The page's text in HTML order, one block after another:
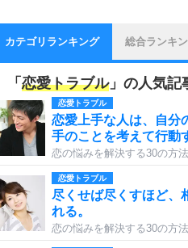
カテゴリランキング 総合ランキ
「 恋愛トラブル」の人気記
恋愛トラブル
恋愛上手な人は、自分
手のことを考えて行動
恋の悩みを解決する30の方法
恋愛トラブル
尽くせば尽くすほど、
れる。
恋の悩みを解決する30の方法